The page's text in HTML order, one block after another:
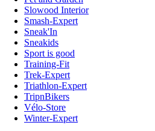
Slowood Interior
Smash-Expert
Sneak'In
Sneakids
Sport is good
Training-Fit
Trek-Expert
Triathlon-Expert
TripnBikers
Vélo-Store
Winter-Expert